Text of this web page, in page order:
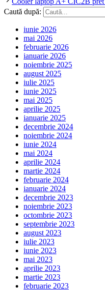
Caută după:
iunie 2026
mai 2026
februarie 2026
ianuarie 2026
noiembrie 2025
august 2025
iulie 2025
iunie 2025
mai 2025
aprilie 2025
ianuarie 2025
decembrie 2024
noiembrie 2024
iunie 2024
mai 2024
aprilie 2024
martie 2024
februarie 2024
ianuarie 2024
decembrie 2023
noiembrie 2023
octombrie 2023
septembrie 2023
august 2023
iulie 2023
iunie 2023
mai 2023
aprilie 2023
martie 2023
februarie 2023